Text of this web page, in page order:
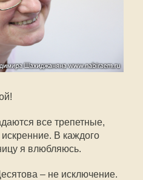
все трепетные,
В каждого
я влюбляюсь.
– не исключение.